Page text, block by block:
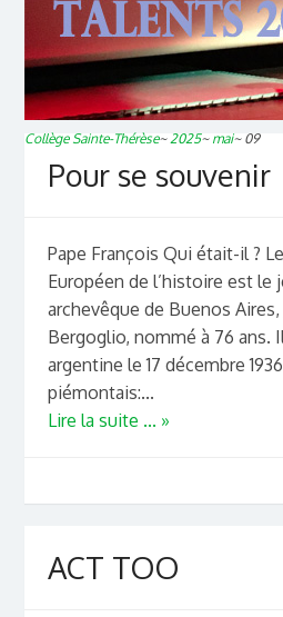
Collège Sainte-Thérèse~ 2025~ mai~ 09
Pour se souvenir
Pape François Qui était-il ?
Européen de l’histoire est le
archevêque de Buenos Aires,
Bergoglio, nommé à 76 ans.
argentine le 17 décembre
piémontais:...
Lire la suite ... »
ACT TOO